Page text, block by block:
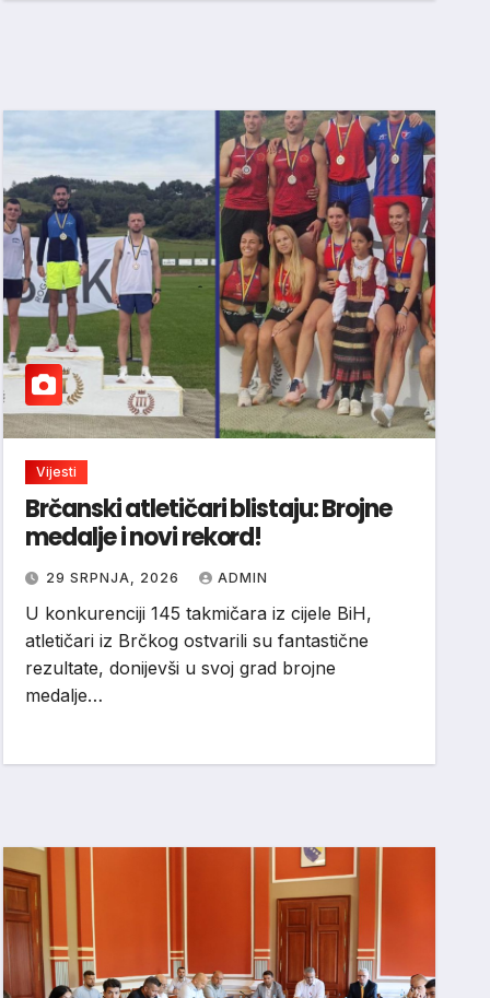
Vijesti
Brčanski atletičari blistaju: Brojne
medalje i novi rekord!
29 SRPNJA, 2026 ADMIN
U konkurenciji 145 takmičara iz cijele BiH,
atletičari iz Brčkog ostvarili su fantastične
rezultate, donijevši u svoj grad brojne
medalje…